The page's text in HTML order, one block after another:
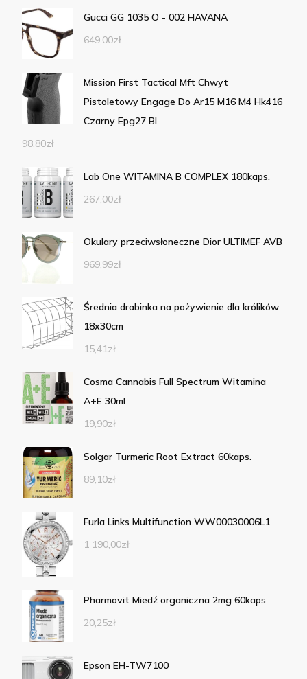
Gucci GG 1035 O - 002 HAVANA
649,00zł
Mission First Tactical Mft Chwyt
Pistoletowy Engage Do Ar15 M16 M4 Hk416
Czarny Epg27 Bl
98,80zł
Lab One WITAMINA B COMPLEX 180kaps.
267,00zł
Okulary przeciwsłoneczne Dior ULTIMEF AVB
969,99zł
Średnia drabinka na pożywienie dla królików
18x30cm
15,41zł
Cosma Cannabis Full Spectrum Witamina
A+E 30ml
19,90zł
Solgar Turmeric Root Extract 60kaps.
89,10zł
Furla Links Multifunction WW00030006L1
1 190,00zł
Pharmovit Miedź organiczna 2mg 60kaps
20,25zł
Epson EH-TW7100